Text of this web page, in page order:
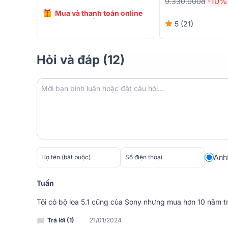
Bảo Châu Elec bán Amply
nhất. Thiết kế sang trọng. Dễ sử
Đánh giá chất lượng Amply Yamaha RX-
Công nghệ âm thanh vòm
Mua và thanh toán online
5 (21)
Hỏi và đáp (12)
Anh
Tuấn
Tôi có bộ loa 5.1 cũng của Sony nhưng mua hơn 10
Trả lời (1) 21/01/2024